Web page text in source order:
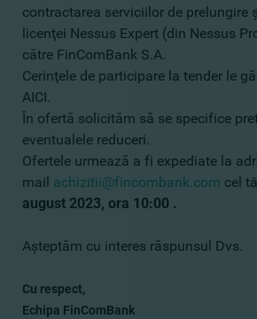
contractarea serviciilor de prelungire
licenţei Nessus Expert (din Nessus
către FinComBank S.A.
Cerinţele de participare la tender le
AICI.
În ofertă solicităm să se specifice
eventualele reduceri.
Ofertele urmează a fi expediate la
mail achizitii@fincombank.com cel
august 2023, ora 10:00 .
Aşteptăm cu interes răspunsul Dvs.
Cu respect,
Echipa FinComBank